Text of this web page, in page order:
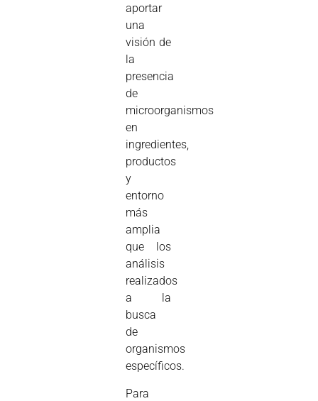
aportar
una
visión de
la
presencia
de
microorganismos
en
ingredientes,
productos
y
entorno
más
amplia
que los
análisis
realizados
a la
busca
de
organismos
específicos.
Para